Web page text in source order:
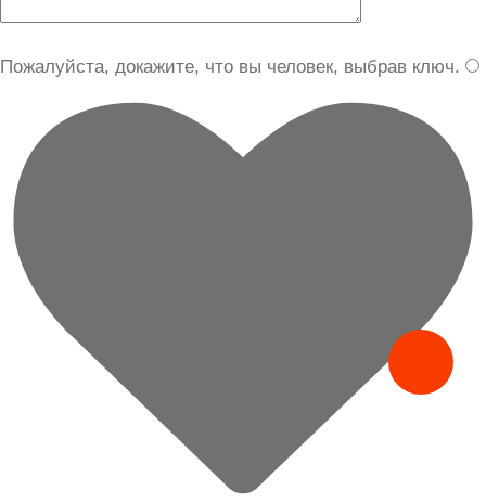
Пожалуйста, докажите, что вы человек, выбрав ключ.